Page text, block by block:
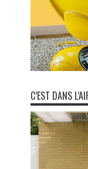
C’EST DANS